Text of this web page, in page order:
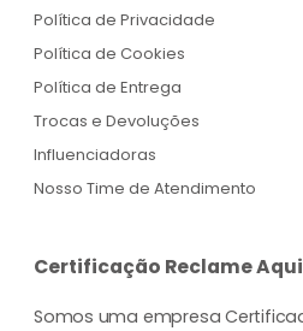
Política de Privacidade
Política de Cookies
Política de Entrega
Trocas e Devoluções
Influenciadoras
Nosso Time de Atendimento
Certificação Reclame
Somos uma empresa